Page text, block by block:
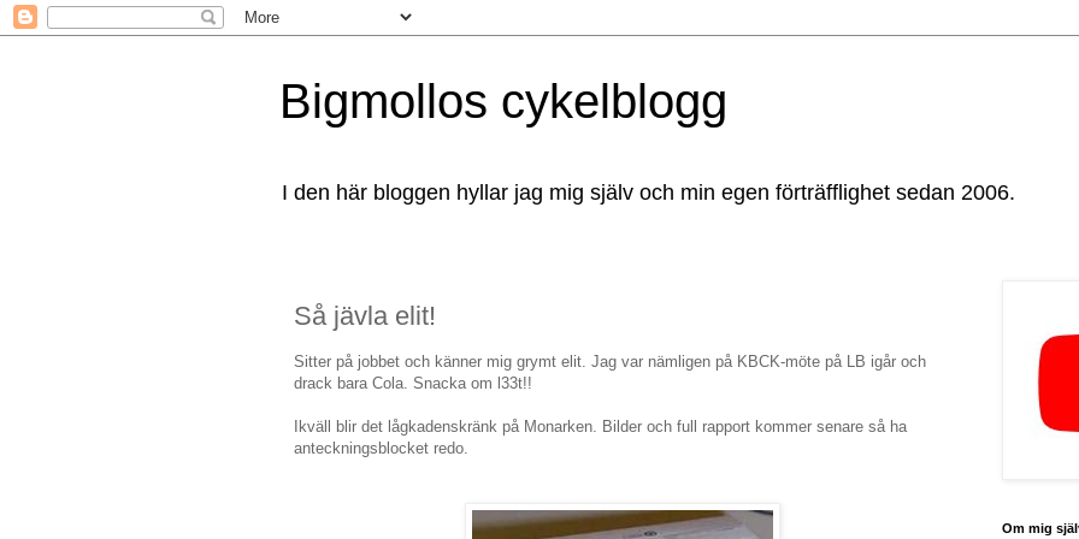
Bigmollos cykelblogg
I den här bloggen hyllar jag mig själv och min egen förträfflighet sedan 2006.
Så jävla elit!
Sitter på jobbet och känner mig grymt elit. Jag var nämligen på KBCK-möte på LB igår och
drack bara Cola. Snacka om l33t!!
Ikväll blir det lågkadenskränk på Monarken. Bilder och full rapport kommer senare så ha
anteckningsblocket redo.
Om mig